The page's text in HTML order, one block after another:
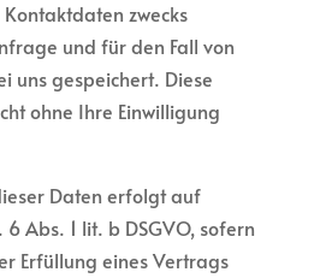
zwecks
und für den Fall von
uns gespeichert. Diese
ohne Ihre Einwilligung
Daten erfolgt auf
Abs. 1 lit. b DSGVO, sofern
Erfüllung eines Vertrags